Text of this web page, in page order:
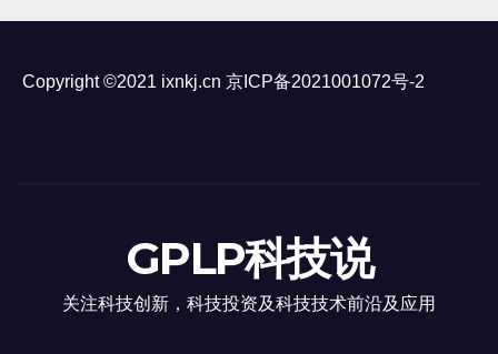
Copyright ©2021 ixnkj.cn 京ICP备2021001072号-2
GPLP科技说
关注科技创新，科技投资及科技技术前沿及应用